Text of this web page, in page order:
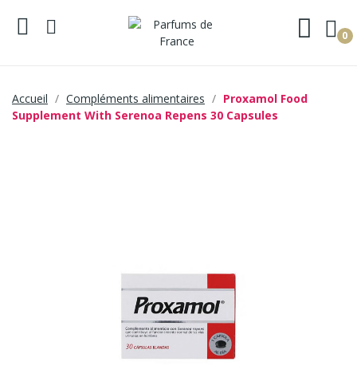
0
Accueil Compléments alimentaires
Proxamol Food
Supplement With Serenoa Repens 30 Capsules